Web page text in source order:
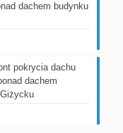
dachem budynku
pokrycia dachu
dachem